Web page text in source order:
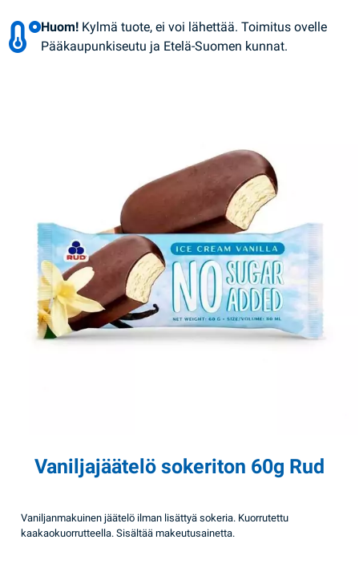
Huom! Kylmä tuote, ei voi lähettää. Toimitus ovelle
Pääkaupunkiseutu ja Etelä-Suomen kunnat.
Vaniljajäätelö sokeriton 60g Rud
Vaniljanmakuinen jäätelö ilman lisättyä sokeria. Kuorrutettu
kaakaokuorrutteella. Sisältää makeutusainetta.